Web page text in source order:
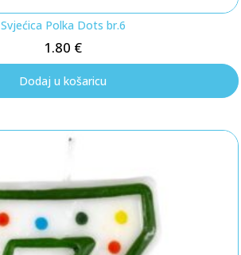
Svjećica Polka Dots br.6
1.80 €
Dodaj u košaricu